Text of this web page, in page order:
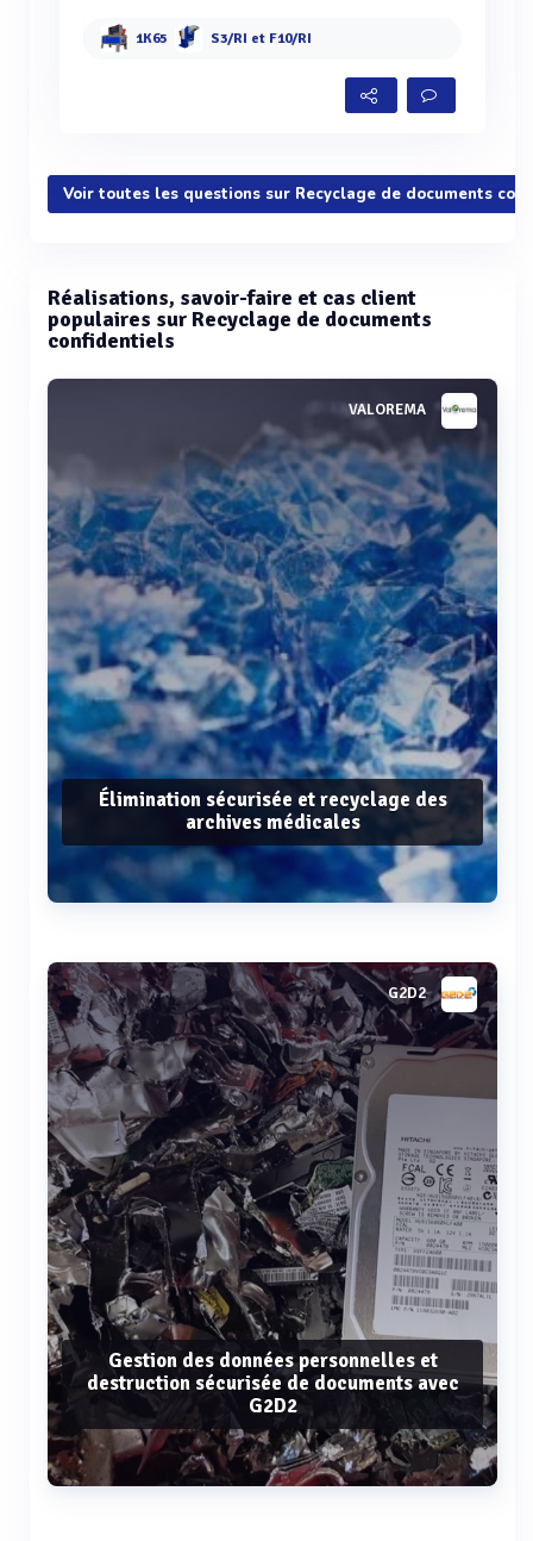
1K65 S3/RI et F10/RI
Voir toutes les questions sur Recyclage de documents
Réalisations, savoir-faire et cas client
populaires sur Recyclage de documents
confidentiels
VALOREMA
Élimination sécurisée et recyclage des
archives médicales
Voir plus G2D2
Gestion des données personnelles et
destruction sécurisée de documents avec
G2D2